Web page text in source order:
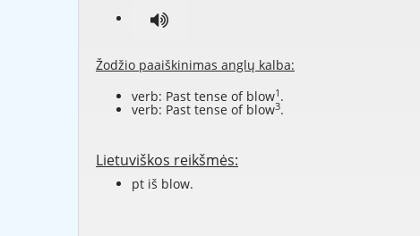
Žodžio paaiškinimas anglų kalba:
verb: Past tense of blow1 .
verb: Past tense of blow3.
Lietuviškos reikšmės:
pt iš blow.